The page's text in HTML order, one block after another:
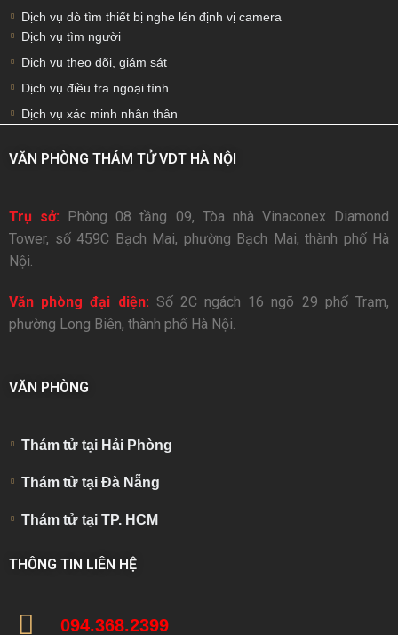
Dịch vụ dò tìm thiết bị nghe lén định vị camera
Dịch vụ tìm người
Dịch vụ theo dõi, giám sát
Dịch vụ điều tra ngoại tình
Dịch vụ xác minh nhân thân
VĂN PHÒNG THÁM TỬ VDT HÀ NỘI
Trụ sở: Phòng 08 tầng 09, Tòa nhà Vinaconex Diamond
Tower, số 459C Bạch Mai, phường Bạch Mai, thành phố Hà
Nội.
Văn phòng đại diện: Số 2C ngách 16 ngõ 29 phố Trạm,
phường Long Biên, thành phố Hà Nội.
VĂN PHÒNG
Thám tử tại Hải Phòng
Thám tử tại Đà Nẵng
Thám tử tại TP. HCM
THÔNG TIN LIÊN HỆ
094.368.2399